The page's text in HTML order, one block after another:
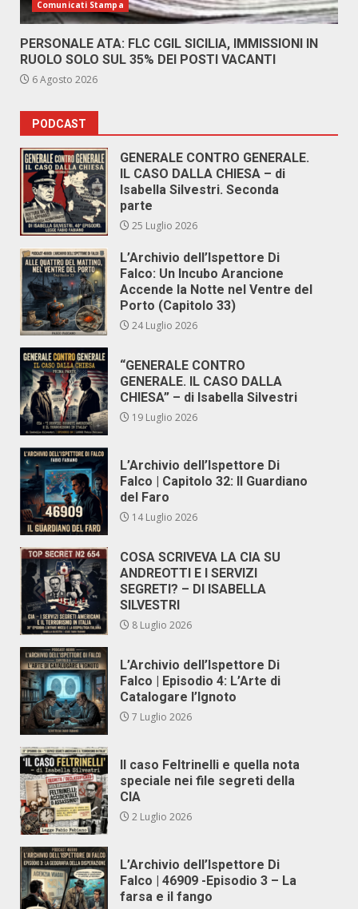
Comunicati Stampa
PERSONALE ATA: FLC CGIL SICILIA, IMMISSIONI IN
RUOLO SOLO SUL 35% DEI POSTI VACANTI
6 Agosto 2026
PODCAST
GENERALE CONTRO GENERALE.
IL CASO DALLA CHIESA – di
Isabella Silvestri. Seconda
parte
25 Luglio 2026
L’Archivio dell’Ispettore Di
Falco: Un Incubo Arancione
Accende la Notte nel Ventre del
Porto (Capitolo 33)
24 Luglio 2026
“GENERALE CONTRO
GENERALE. IL CASO DALLA
CHIESA” – di Isabella Silvestri
19 Luglio 2026
L’Archivio dell’Ispettore Di
Falco | Capitolo 32: Il Guardiano
del Faro
14 Luglio 2026
COSA SCRIVEVA LA CIA SU
ANDREOTTI E I SERVIZI
SEGRETI? – DI ISABELLA
SILVESTRI
8 Luglio 2026
L’Archivio dell’Ispettore Di
Falco | Episodio 4: L’Arte di
Catalogare l’Ignoto
7 Luglio 2026
Il caso Feltrinelli e quella nota
speciale nei file segreti della
CIA
2 Luglio 2026
L’Archivio dell’Ispettore Di
Falco | 46909 -Episodio 3 – La
farsa e il fango